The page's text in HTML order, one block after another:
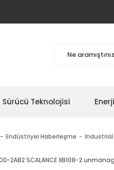
Sürücü Teknolojisi
Endüstriyel Haberleşme